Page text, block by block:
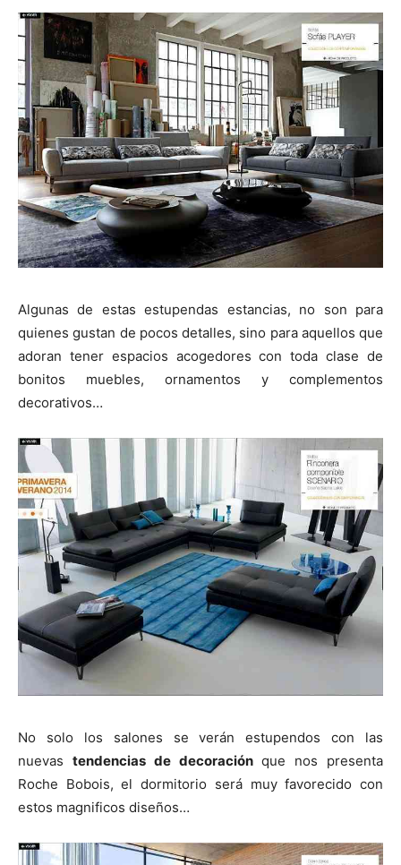
Algunas de estas estupendas estancias, no son para
quienes gustan de pocos detalles, sino para aquellos que
adoran tener espacios acogedores con toda clase de
bonitos muebles, ornamentos y complementos
decorativos…
No solo los salones se verán estupendos con las
nuevas tendencias de decoración que nos presenta
Roche Bobois, el dormitorio será muy favorecido con
estos magnificos diseños…